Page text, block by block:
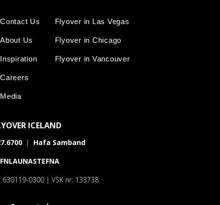
Contact Us
About Us
Inspiration
Careers
Media
Flyover in Las Vegas
Flyover in Chicago
Flyover in Vancouver
ICELAND
| Hafa Samband
630119-0300 | VSK nr: 133738